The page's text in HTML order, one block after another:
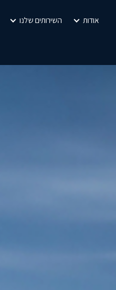
אודות השירותים שלנו